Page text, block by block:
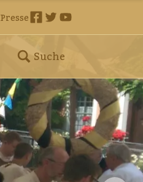
Presse
Suche